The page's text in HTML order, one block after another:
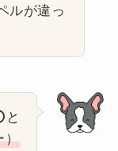
ルが違っ
と
）